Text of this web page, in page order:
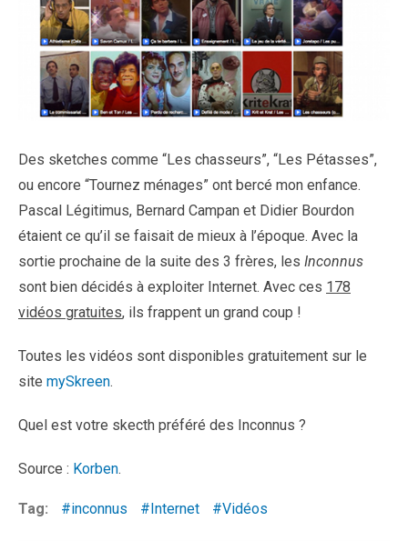
Des sketches comme “Les chasseurs”, “Les Pétasses”,
ou encore “Tournez ménages” ont bercé mon enfance.
Pascal Légitimus, Bernard Campan et Didier Bourdon
étaient ce qu’il se faisait de mieux à l’époque. Avec la
sortie prochaine de la suite des 3 frères, les Inconnus
sont bien décidés à exploiter Internet. Avec ces 178
vidéos gratuites, ils frappent un grand coup !
Toutes les vidéos sont disponibles gratuitement sur le
site mySkreen.
Quel est votre skecth préféré des Inconnus ?
Source : Korben.
Tag: inconnus Internet Vidéos